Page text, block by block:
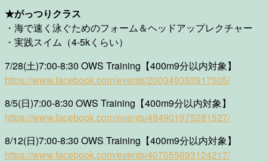
★がっつりクラス
・海で速く泳ぐためのフォーム＆ヘッドアップレクチャー
・実践スイム（4-5kくらい）
7/28(土)7:00-8:30 OWS Training【400m9分以内対象】
https://www.facebook.com/events/200349353917505/
8/5(日)7:00-8:30 OWS Training【400m9分以内対象】
https://www.facebook.com/events/484901975281527/
8/12(日)7:00-8:30 OWS Training【400m9分以内対象】
https://www.facebook.com/events/407055693124217/